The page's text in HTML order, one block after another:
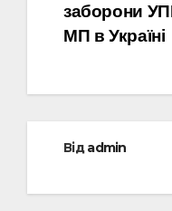
заборони
МП в Україні
Відadmin